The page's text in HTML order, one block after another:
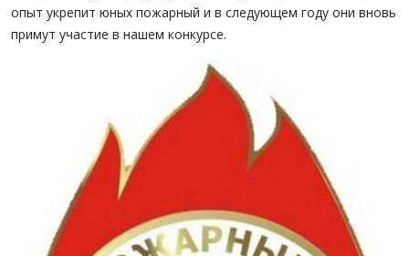
опыт укрепит юных пожарный и в следующем году они вновь
примут участие в нашем конкурсе.